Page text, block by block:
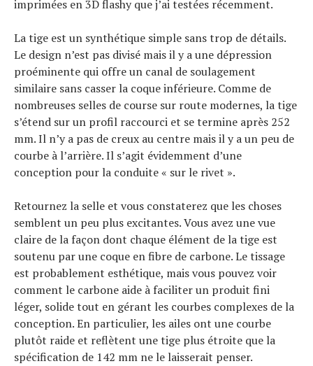
imprimées en 3D flashy que j’ai testées récemment.
La tige est un synthétique simple sans trop de détails.
Le design n’est pas divisé mais il y a une dépression
proéminente qui offre un canal de soulagement
similaire sans casser la coque inférieure. Comme de
nombreuses selles de course sur route modernes, la tige
s’étend sur un profil raccourci et se termine après 252
mm. Il n’y a pas de creux au centre mais il y a un peu de
courbe à l’arrière. Il s’agit évidemment d’une
conception pour la conduite « sur le rivet ».
Retournez la selle et vous constaterez que les choses
semblent un peu plus excitantes. Vous avez une vue
claire de la façon dont chaque élément de la tige est
soutenu par une coque en fibre de carbone. Le tissage
est probablement esthétique, mais vous pouvez voir
comment le carbone aide à faciliter un produit fini
léger, solide tout en gérant les courbes complexes de la
conception. En particulier, les ailes ont une courbe
plutôt raide et reflètent une tige plus étroite que la
spécification de 142 mm ne le laisserait penser.